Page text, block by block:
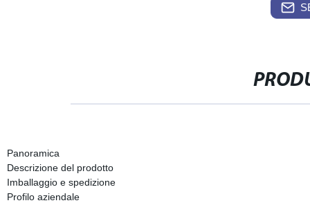
Panoramica
Descrizione del prodotto
Imballaggio e spedizione
Profilo aziendale